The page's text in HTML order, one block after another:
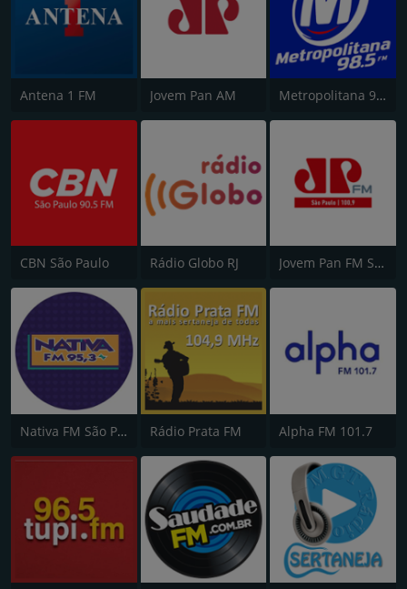
Antena 1 FM Jovem Pan AM Metropolitana 98.5 FM
CBN São Paulo Rádio Globo RJ Jovem Pan FM São Paulo
Nativa FM São Paulo Rádio Prata FM Alpha FM 101.7